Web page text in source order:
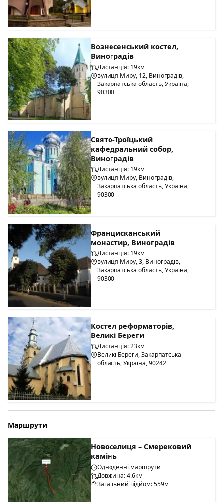
Вознесенський костел,
Виноградів
Дистанція: 19км
вулиця Миру, 12, Виноградів,
Закарпатська область, Україна,
90300
Свято-Троїцький
кафедральний собор,
Виноградів
Дистанція: 19км
вулиця Миру, Виноградів,
Закарпатська область, Україна,
90300
Францисканський
монастир, Виноградів
Дистанція: 19км
вулиця Миру, 3, Виноградів,
Закарпатська область, Україна,
90300
Костел реформаторів,
Великі Береги
Дистанція: 23км
Великі Береги, Закарпатська
область, Україна, 90242
Маршрути
Новоселиця – Смерековий
камінь
Одноденні маршрути
Довжина: 4.6км
Загальний підйом: 559м